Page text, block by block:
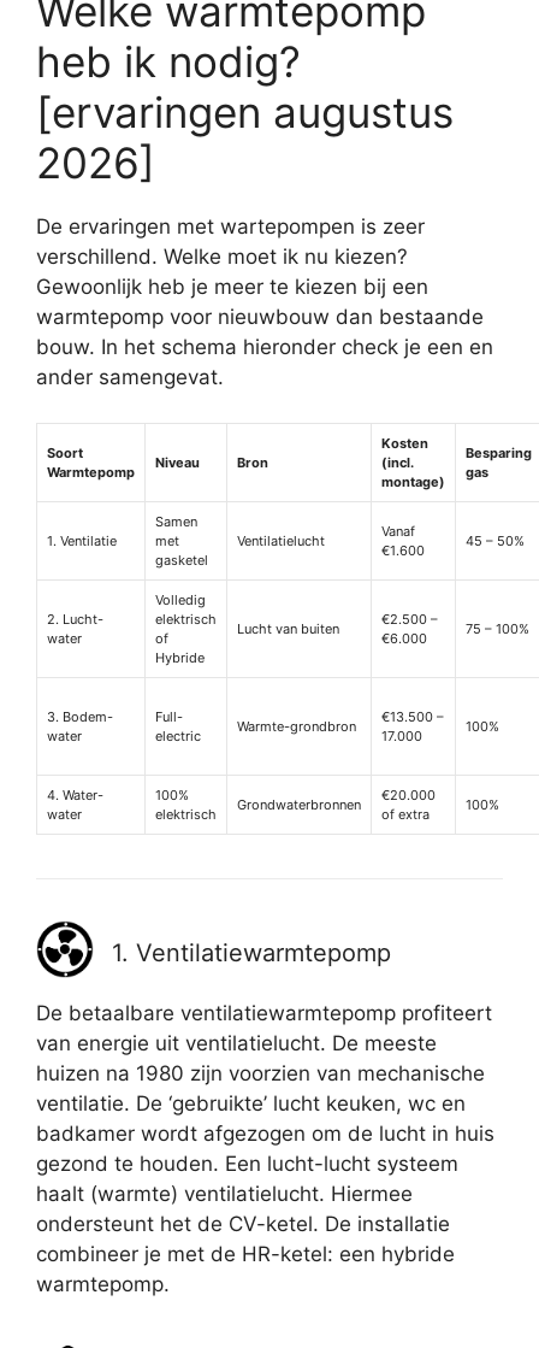
Welke warmtepomp
heb ik nodig?
[ervaringen augustus
2026]
De ervaringen met wartepompen is zeer
verschillend. Welke moet ik nu kiezen?
Gewoonlijk heb je meer te kiezen bij een
warmtepomp voor nieuwbouw dan bestaande
bouw. In het schema hieronder check je een en
ander samengevat.
Soort
Warmtepomp
Niveau Bron
Kosten
(incl.
montage)
Besparing
gas
1. Ventilatie
Samen
met
gasketel
Ventilatielucht
Vanaf
€1.600
45 – 50%
2. Lucht-
water
Volledig
elektrisch
of
Hybride
Lucht van buiten
€2.500 –
€6.000
75 – 100%
3. Bodem-
water
Full-
electric
Warmte-grondbron
€13.500 –
17.000
100%
4. Water-
water
100%
elektrisch
Grondwaterbronnen
€20.000
of extra
100%
1. Ventilatiewarmtepomp
De betaalbare ventilatiewarmtepomp profiteert
van energie uit ventilatielucht. De meeste
huizen na 1980 zijn voorzien van mechanische
ventilatie. De ‘gebruikte’ lucht keuken, wc en
badkamer wordt afgezogen om de lucht in huis
gezond te houden. Een lucht-lucht systeem
haalt (warmte) ventilatielucht. Hiermee
ondersteunt het de CV-ketel. De installatie
combineer je met de HR-ketel: een hybride
warmtepomp.